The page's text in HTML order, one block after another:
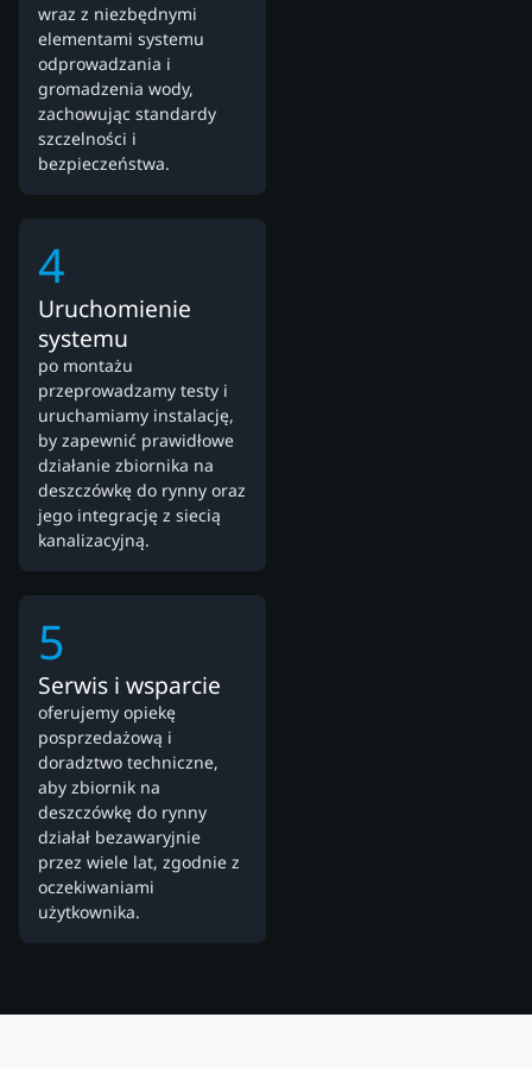
wraz z niezbędnymi
elementami systemu
odprowadzania i
gromadzenia wody,
zachowując standardy
szczelności i
bezpieczeństwa.
4
Uruchomienie
systemu
po montażu
przeprowadzamy testy i
uruchamiamy instalację,
by zapewnić prawidłowe
działanie zbiornika na
deszczówkę do rynny oraz
jego integrację z siecią
kanalizacyjną.
5
Serwis i wsparcie
oferujemy opiekę
posprzedażową i
doradztwo techniczne,
aby zbiornik na
deszczówkę do rynny
działał bezawaryjnie
przez wiele lat, zgodnie z
oczekiwaniami
użytkownika.